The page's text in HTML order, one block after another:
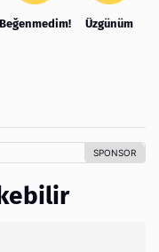
Beğenmedim! Üzgünüm